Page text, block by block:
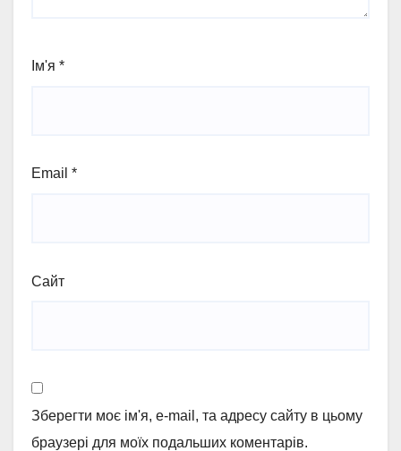
Ім'я *
Email *
Сайт
Зберегти моє ім'я, e-mail, та адресу сайту в цьому
браузері для моїх подальших коментарів.